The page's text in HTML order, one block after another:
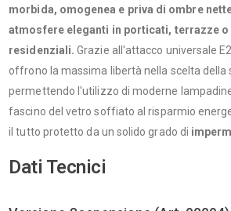
morbida, omogenea e priva di ombre
atmosfere eleganti in porticati, terrazze
residenziali. Grazie all'attacco universale
offrono la massima libertà nella scelta della
permettendo l'utilizzo di moderne lampadine
fascino del vetro soffiato al risparmio
il tutto protetto da un solido grado di
Dati Tecnici